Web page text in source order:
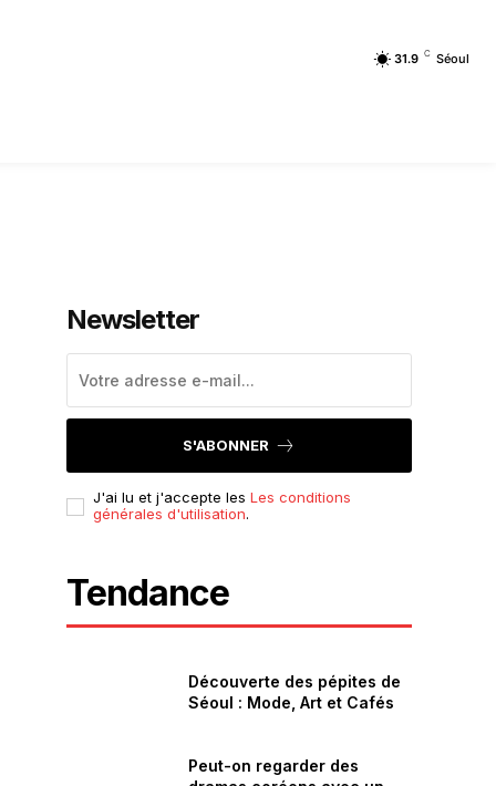
31.9 C Séoul
Newsletter
S'ABONNER
J'ai lu et j'accepte lesLes conditions
générales d'utilisation.
Tendance
Découverte des pépites de
Séoul : Mode, Art et Cafés
Peut-on regarder des